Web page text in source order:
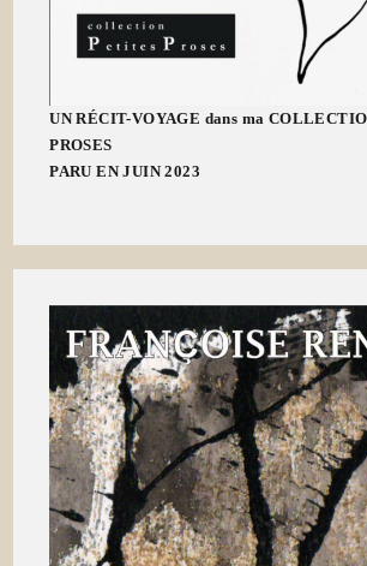
UN RÉCIT-VOYAGE dans ma
PROSES
PARU EN JUIN 2023